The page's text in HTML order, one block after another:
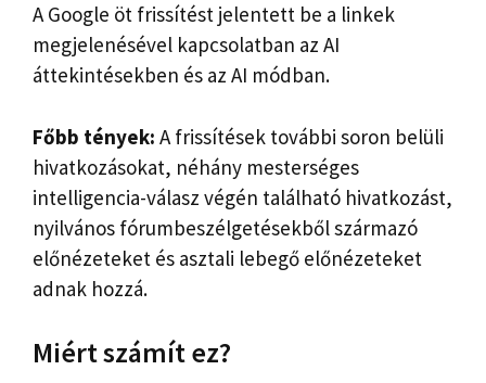
A Google öt frissítést jelentett be a linkek
megjelenésével kapcsolatban az AI
áttekintésekben és az AI módban.
Főbb tények: A frissítések további soron belüli
hivatkozásokat, néhány mesterséges
intelligencia-válasz végén található hivatkozást,
nyilvános fórumbeszélgetésekből származó
előnézeteket és asztali lebegő előnézeteket
adnak hozzá.
Miért számít ez?